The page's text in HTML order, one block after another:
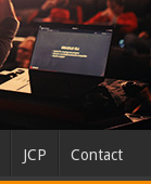
JCP Contact